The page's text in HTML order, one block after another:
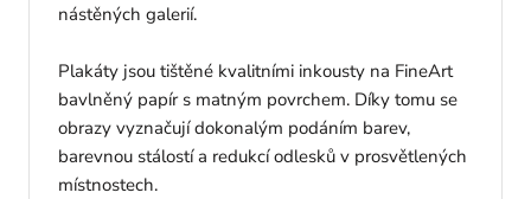
nástěných galerií.
Plakáty jsou tištěné kvalitními inkousty na FineArt
bavlněný papír s matným povrchem. Díky tomu se
obrazy vyznačují dokonalým podáním barev,
barevnou stálostí a redukcí odlesků v prosvětlených
místnostech.